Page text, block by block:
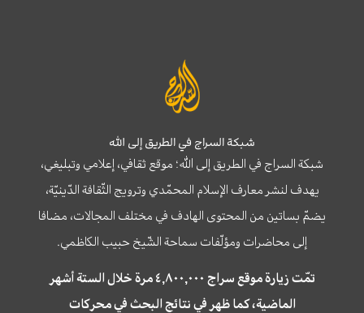
شبكة السراج في الطريق إلى الله
شبكة السراج في الطريق إلى الله؛ موقع ثقافي، إعلامي وتبليغي،
يهدف لنشر معارف الإسلام المحمّدي وترويج الثّقافة الدّينيّة،
يضمّ بساتين من المحتوى الهادف في مختلف المجالات، مضافا
إلى محاضرات ومؤلّفات سماحة الشّيخ حبيب الكاظمي.
تمّت زيارة موقع سراج ٤,٨٠٠,٠٠٠ مرة خلال الستة أشهر
الماضية، كما ظهر في نتائج البحث في محركات